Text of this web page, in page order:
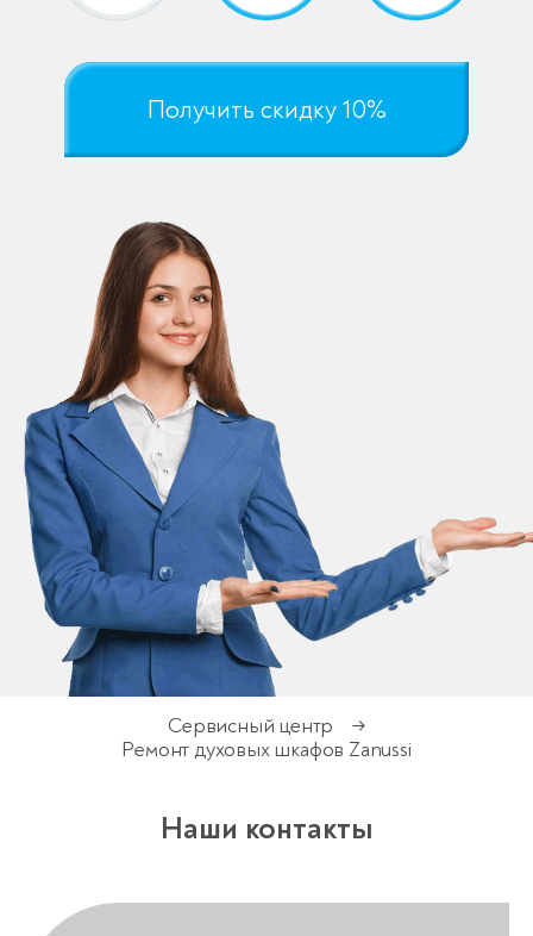
Получить скидку 10%
Сервисный центр
→
Ремонт духовых шкафов Zanussi
Наши контакты